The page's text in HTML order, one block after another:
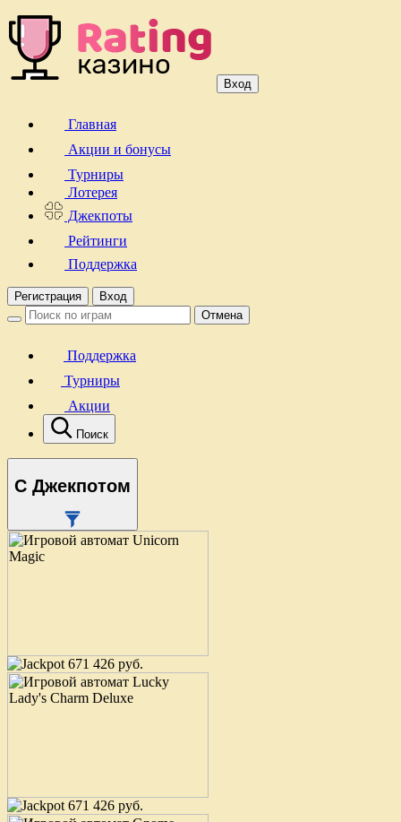
Вход
Главная
Акции и бонусы
Турниры
Лотерея
Джекпоты
Рейтинги
Поддержка
Регистрация
Вход
Отмена
Поддержка
Турниры
Акции
Поиск
С Джекпотом
671 426 руб.
671 426 руб.